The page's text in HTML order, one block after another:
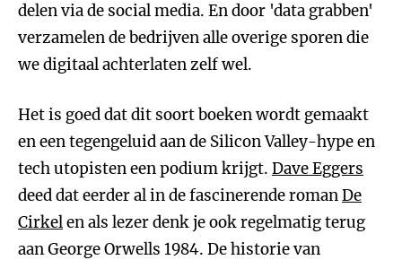
delen via de social media. En door 'data grabben'
verzamelen de bedrijven alle overige sporen die
we digitaal achterlaten zelf wel.
Het is goed dat dit soort boeken wordt gemaakt
en een tegengeluid aan de Silicon Valley-hype en
tech utopisten een podium krijgt. Dave Eggers
deed dat eerder al in de fascinerende romanDe
Cirkelen als lezer denk je ook regelmatig terug
aan George Orwells 1984. De historie van